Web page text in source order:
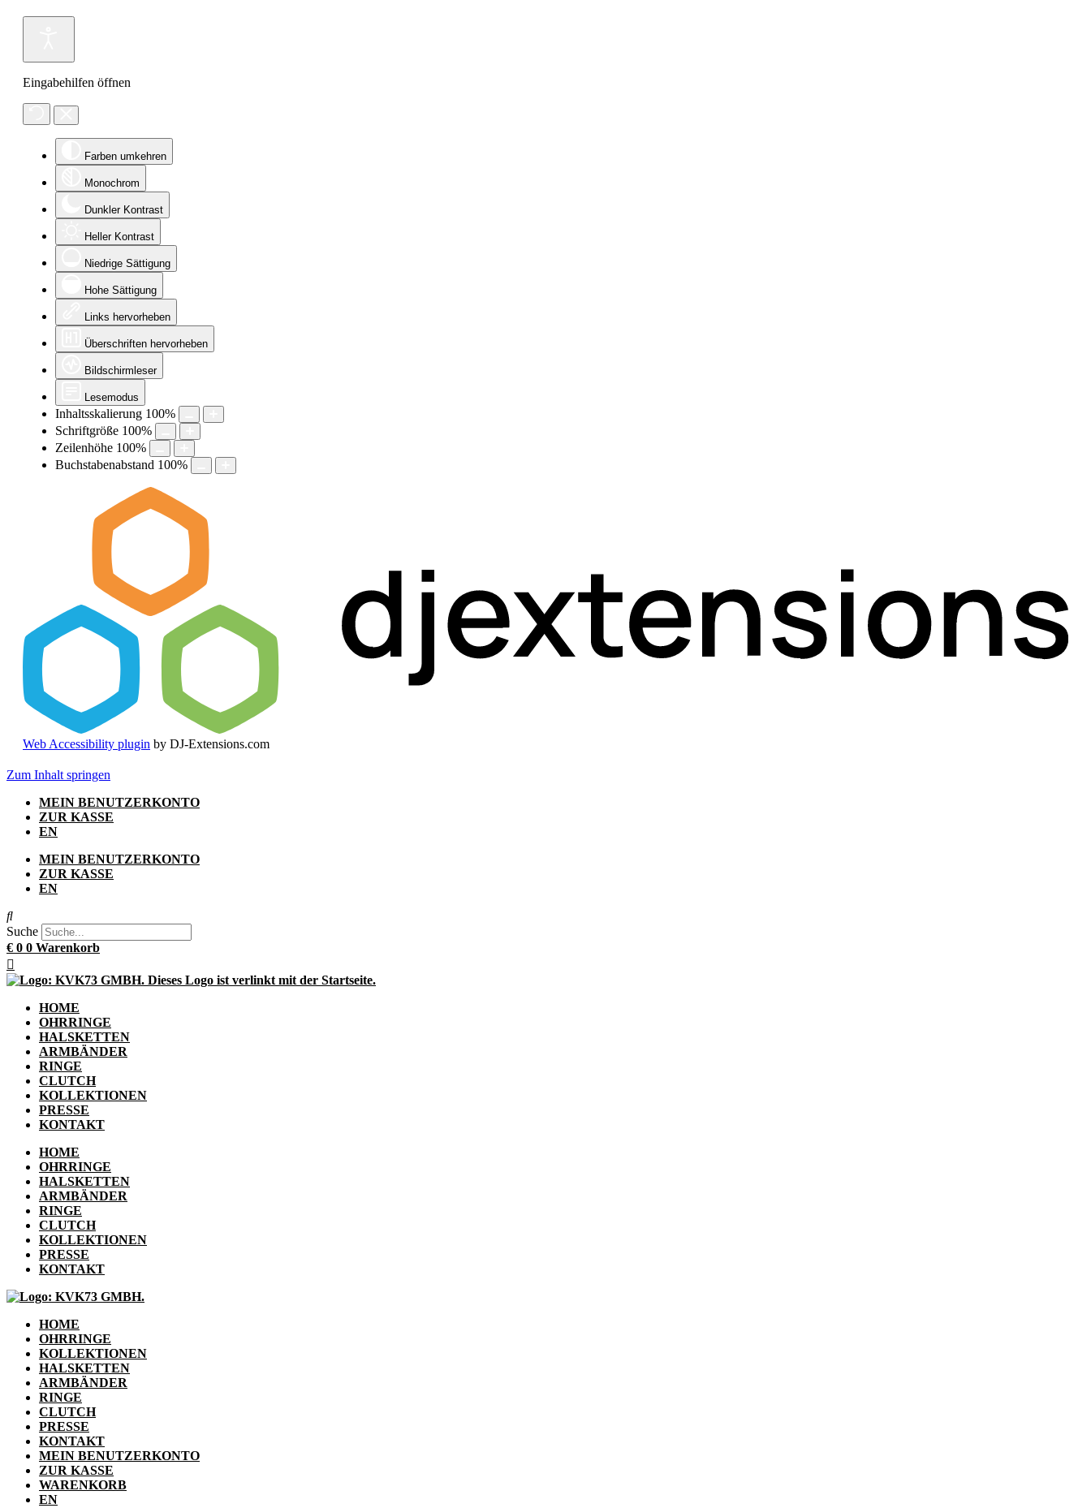
Eingabehilfen öffnen
Farben umkehren
Monochrom
Dunkler Kontrast
Heller Kontrast
Niedrige Sättigung
Hohe Sättigung
Links hervorheben
Überschriften hervorheben
Bildschirmleser
Lesemodus
Inhaltsskalierung 100%
Schriftgröße 100%
Zeilenhöhe 100%
Buchstabenabstand 100%
Web Accessibility plugin by DJ-Extensions.com
Zum Inhalt springen
MEIN BENUTZERKONTO
ZUR KASSE
EN
MEIN BENUTZERKONTO
ZUR KASSE
EN
Suche
€ 0 0 Warenkorb
HOME
OHRRINGE
HALSKETTEN
ARMBÄNDER
RINGE
CLUTCH
KOLLEKTIONEN
PRESSE
KONTAKT
HOME
OHRRINGE
HALSKETTEN
ARMBÄNDER
RINGE
CLUTCH
KOLLEKTIONEN
PRESSE
KONTAKT
HOME
OHRRINGE
KOLLEKTIONEN
HALSKETTEN
ARMBÄNDER
RINGE
CLUTCH
PRESSE
KONTAKT
MEIN BENUTZERKONTO
ZUR KASSE
WARENKORB
EN